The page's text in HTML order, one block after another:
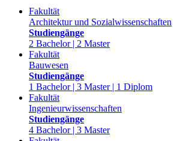
Fakultät
Architektur und Sozialwissenschaften
Studiengänge
2 Bachelor | 2 Master
Fakultät
Bauwesen
Studiengänge
1 Bachelor | 3 Master | 1 Diplom
Fakultät
Ingenieurwissenschaften
Studiengänge
4 Bachelor | 3 Master